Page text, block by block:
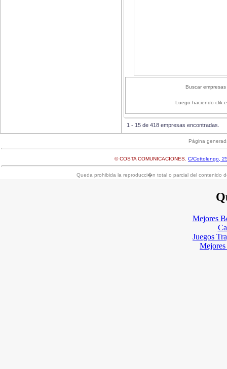
Buscar
Luego haciendo clik
1 - 15 de 418 empresas encontradas.
Página
© COSTA COMUNICACIONES. C/Cottolengo,
Queda prohibida la reproducci�n total o parcial del contenido
Mejores
Juegos